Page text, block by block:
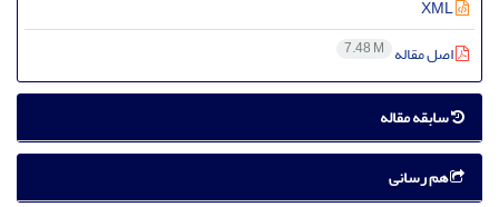
اصل مقاله 7.48 M
سابقه مقاله
هم رسانی